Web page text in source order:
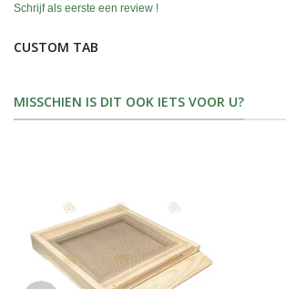
Schrijf als eerste een review !
CUSTOM TAB
MISSCHIEN IS DIT OOK IETS VOOR U?